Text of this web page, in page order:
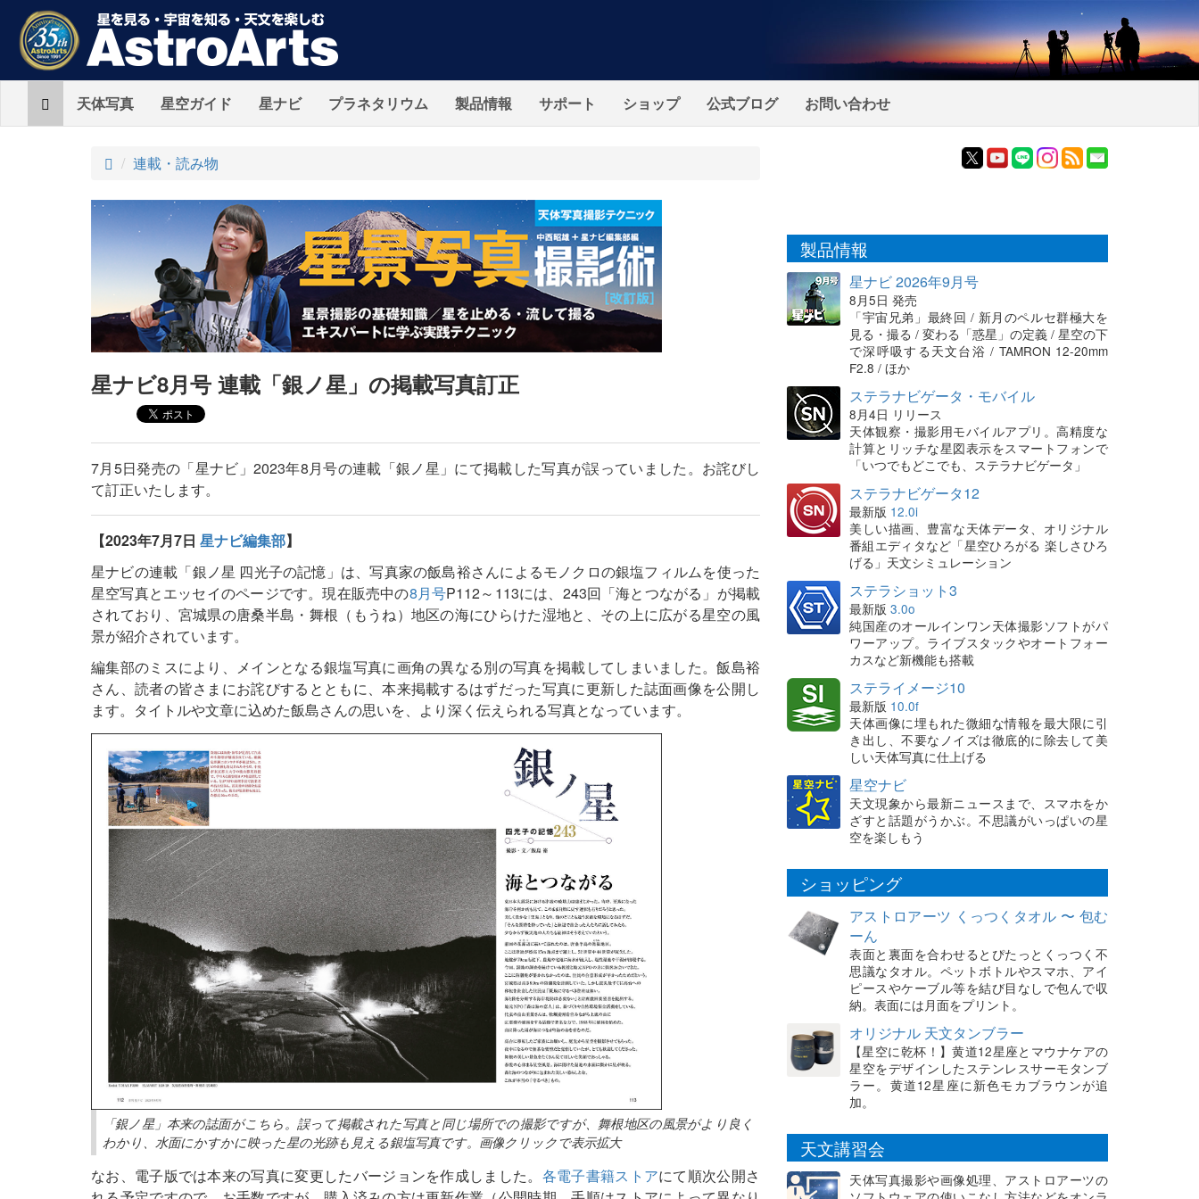
Home天体写真 星空ガイド 星ナビ プラネタリウム 製品情報 サポート ショップ 公式ブログ お問い合わせ
ト
プ
連載・読み物
星ナビ8月号 連載「銀ノ星」の掲載写真訂正
7月5日発売の「星ナビ」2023年8月号の連載「銀ノ星」にて掲載した写真が誤っていました。お詫びし
て訂正いたします。
【2023年7月7日 星ナビ編集部】
星ナビの連載「銀ノ星 四光子の記憶」は、写真家の飯島裕さんによるモノクロの銀塩フィルムを使った
星空写真とエッセイのページです。現在販売中の8月号P112～113には、243回「海とつながる」が掲載
されており、宮城県の唐桑半島・舞根（もうね）地区の海にひらけた湿地と、その上に広がる星空の風
景が紹介されています。
編集部のミスにより、メインとなる銀塩写真に画角の異なる別の写真を掲載してしまいました。飯島裕
さん、読者の皆さまにお詫びするとともに、本来掲載するはずだった写真に更新した誌面画像を公開し
ます。タイトルや文章に込めた飯島さんの思いを、より深く伝えられる写真となっています。
「銀ノ星」本来の誌面がこちら。誤って掲載された写真と同じ場所での撮影ですが、舞根地区の風景がより良く
わかり、水面にかすかに映った星の光跡も見える銀塩写真です。画像クリックで表示拡大
なお、電子版では本来の写真に変更したバージョンを作成しました。 各電子書籍ストアにて順次公開さ
製品情報
星ナビ 2026年9月号
8月5日 発売
「宇宙兄弟」最終回 / 新月のペルセ群極大を
見る・撮る / 変わる「惑星」の定義 / 星空の下
で深呼吸する天文台浴 / TAMRON 12-20mm
F2.8 / ほか
ステラナビゲータ・モバイル
8月4日 リリース
天体観察・撮影用モバイルアプリ。高精度な
計算とリッチな星図表示をスマートフォンで
「いつでもどこでも、ステラナビゲータ」
ステラナビゲータ12
最新版 12.0i
美しい描画、豊富な天体データ、オリジナル
番組エディタなど「星空ひろがる 楽しさひろ
げる」天文シミュレーション
ステラショット3
最新版 3.0o
純国産のオールインワン天体撮影ソフトがパ
ワーアップ。ライブスタックやオートフォー
カスなど新機能も搭載
ステライメージ10
最新版 10.0f
天体画像に埋もれた微細な情報を最大限に引
き出し、不要なノイズは徹底的に除去して美
しい天体写真に仕上げる
星空ナビ
天文現象から最新ニュースまで、スマホをか
ざすと話題がうかぶ。不思議がいっぱいの星
空を楽しもう
ショッピング
アストロアーツ くっつくタオル 〜 包む
ーん
表面と裏面を合わせるとぴたっとくっつく不
思議なタオル。ペットボトルやスマホ、アイ
ピースやケーブル等を結び目なしで包んで収
納。表面には月面をプリント。
オリジナル 天文タンブラー
【星空に乾杯！】黄道12星座とマウナケアの
星空をデザインしたステンレスサーモタンブ
ラー。黄道12星座に新色モカブラウンが追
加。
天文講習会
天体写真撮影や画像処理、アストロアーツの